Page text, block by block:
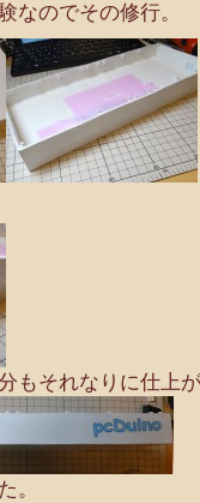
なのでその修行。
もそれなりに仕上
。